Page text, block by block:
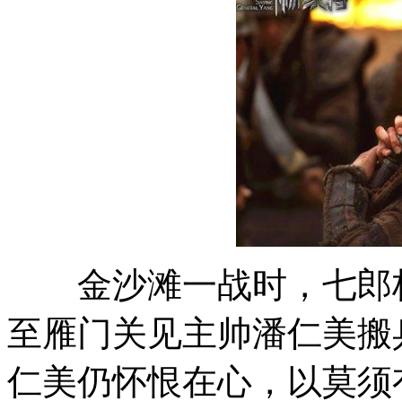
金沙滩一战时，七郎
至雁门关见主帅潘仁美
仁美仍怀恨在心，以莫